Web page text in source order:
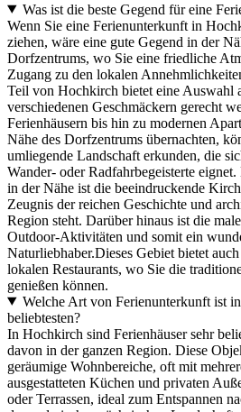
Was ist die beste Gegend für eine
Wenn Sie eine Ferienunterkunft in
ziehen, wäre eine gute Gegend in der
Dorfzentrums, wo Sie eine friedliche
Zugang zu den lokalen
Teil von Hochkirch bietet eine Auswahl
verschiedenen Geschmäckern gerecht
Ferienhäusern bis hin zu modernen
Nähe des Dorfzentrums übernachten,
umliegende Landschaft erkunden, die
Wander- oder Radfahrbegeisterte
in der Nähe ist die beeindruckende
Zeugnis der reichen Geschichte und
Region steht. Darüber hinaus ist die
Outdoor-Aktivitäten und somit ein
Naturliebhaber.Dieses Gebiet bietet
lokalen Restaurants, wo Sie die
genießen können.
Welche Art von Ferienunterkunft ist
beliebtesten?
In Hochkirch sind Ferienhäuser sehr
davon in der ganzen Region. Diese
geräumige Wohnbereiche, oft mit
ausgestatteten Küchen und privaten
oder Terrassen, ideal zum Entspannen